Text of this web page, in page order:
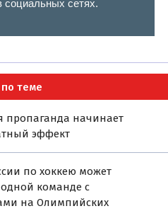
социальных сетях.
теме
пропаганда начинает
эффект
по хоккею может
одной команде с
на Олимпийских